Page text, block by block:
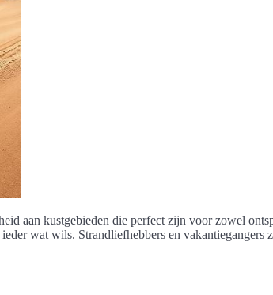
aan kustgebieden die perfect zijn voor zowel
wat wils. Strandliefhebbers en vakantiegangers